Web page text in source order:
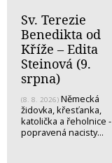
Sv. Terezie
Benedikta od
Kříže – Edita
Steinová (9.
srpna)
(8. 8. 2026) Německá
židovka, křesťanka,
katolička a řeholnice -
popravená nacisty...